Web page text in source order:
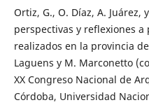
Ortiz, G., O. Díaz, A. Juárez,
perspectivas y reflexiones
realizados en la provincia
Laguens y M. Marconetto
XX Congreso Nacional de
Córdoba, Universidad